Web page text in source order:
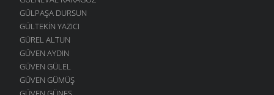
İNSAN OLALIM BEYLER
23 KASIM 2009
SEVDAN ETTI
21 KASIM 2009
DOĞAYI ÖZLERDIK
21 KASIM 2009
GÜLPAŞA DURSUN
GÜLTEKIN YAZICI
GÜREL ALTUN
GÜVEN AYDIN
GÜVEN GÜLEL
GÜVEN GÜMÜŞ